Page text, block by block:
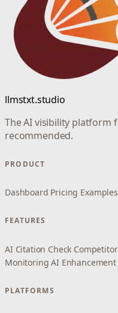
llmstxt.studio
The AI visibility platform
recommended.
PRODUCT
Dashboard Pricing Examples
FEATURES
AI Citation Check
Monitoring AI Enhancement
PLATFORMS